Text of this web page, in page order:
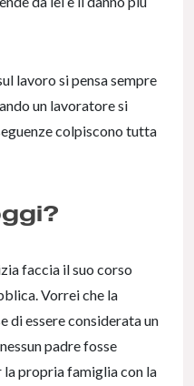
lavoro si pensa sempre
un lavoratore si
colpiscono tutta
faccia il suo corso
Vorrei che la
di essere considerata un
padre fosse
propria famiglia con la